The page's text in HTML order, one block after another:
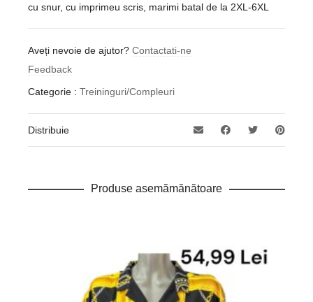
cu snur, cu imprimeu scris, marimi batal de la 2XL-6XL
Aveți nevoie de ajutor? Contactati-ne
Feedback
Categorie : Treininguri/Compleuri
Distribuie
Produse asemămănătoare